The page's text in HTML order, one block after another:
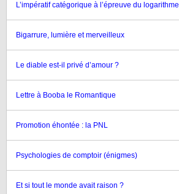
L’impératif catégorique à l’épreuve du logarithme
Bigarrure, lumière et merveilleux
Le diable est-il privé d’amour ?
Lettre à Booba le Romantique
Promotion éhontée : la PNL
Psychologies de comptoir (énigmes)
Et si tout le monde avait raison ?